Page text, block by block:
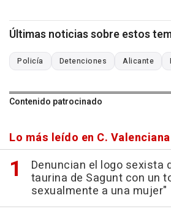
Últimas noticias sobre estos
Policía Detenciones Alicante
Contenido patrocinado
Lo más leído en C. Valenciana
Denuncian el logo sexista
taurina de Sagunt con un
sexualmente a una mujer"